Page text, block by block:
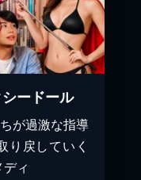
ードール
が過激な指導
り戻していく
ィ